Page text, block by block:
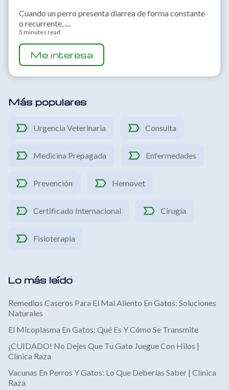
Más populares
Urgencia Veterinaria Consulta
Medicina Prepagada Enfermedades
Prevención Hemovet
Certificado Internacional Cirugía
Fisioterapia
Lo más leído
Remedios Caseros Para El Mal Aliento En Gatos: Soluciones
Naturales
El Micoplasma En Gatos: Qué Es Y Cómo Se Transmite
¡CUIDADO! No Dejes Que Tu Gato Juegue Con Hilos |
Clínica Raza
Vacunas En Perros Y Gatos: Lo Que Deberías Saber | Clínica
Raza
Cuando un perro presenta diarrea de forma constante
o recurrente,...
5 minutes read
Me interesa